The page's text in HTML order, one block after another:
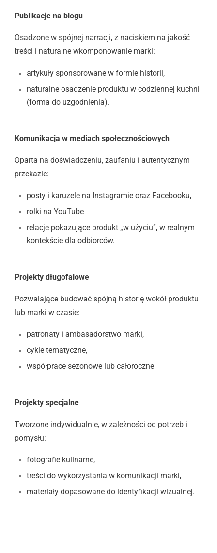
Publikacje na blogu
Osadzone w spójnej narracji, z naciskiem na jakość
treści i naturalne wkomponowanie marki:
artykuły sponsorowane w formie historii,
naturalne osadzenie produktu w codziennej kuchni
(forma do uzgodnienia).
Komunikacja w mediach społecznościowych
Oparta na doświadczeniu, zaufaniu i autentycznym
przekazie:
posty i karuzele na Instagramie oraz Facebooku,
rolki na YouTube
relacje pokazujące produkt „w użyciu”, w realnym
kontekście dla odbiorców.
Projekty długofalowe
Pozwalające budować spójną historię wokół produktu
lub marki w czasie:
patronaty i ambasadorstwo marki,
cykle tematyczne,
współprace sezonowe lub całoroczne.
Projekty specjalne
Tworzone indywidualnie, w zależności od potrzeb i
pomysłu:
fotografie kulinarne,
treści do wykorzystania w komunikacji marki,
materiały dopasowane do identyfikacji wizualnej.